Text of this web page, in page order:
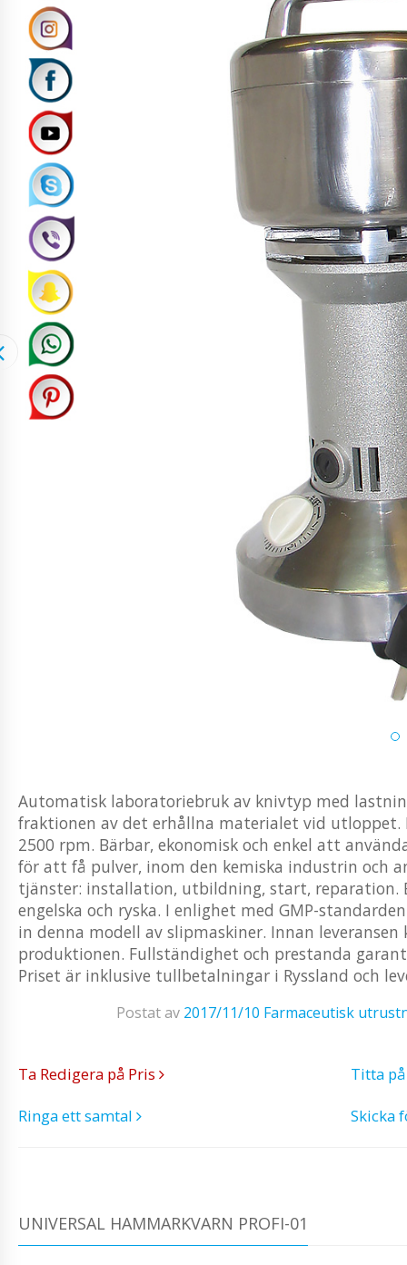
Automatisk laboratoriebruk av knivtyp med
fraktionen av det erhållna materialet vid
2500 rpm. Bärbar, ekonomisk och enkel att
för att få pulver, inom den kemiska industrin och
tjänster: installation, utbildning, start, reparation.
engelska och ryska. I enlighet med GMP-
in denna modell av slipmaskiner. Innan
produktionen. Fullständighet och prestanda
Priset är inklusive tullbetalningar i Ryssland och
Postat av 2017/11/10 Farmaceutisk
Ta Redigera på Pris
Titta
Ringa ett samtal
Skicka
UNIVERSAL HAMMARKVARN PROFI-01